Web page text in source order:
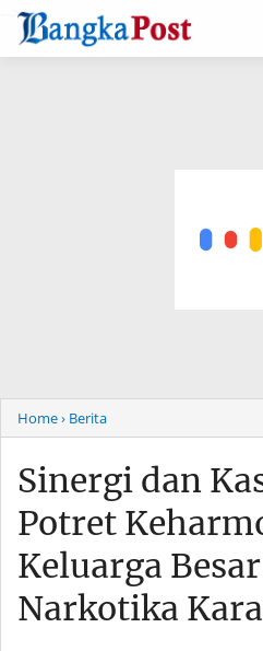
-->
Home› Berita
Sinergi dan
Potret
Keluarga
Narkotika